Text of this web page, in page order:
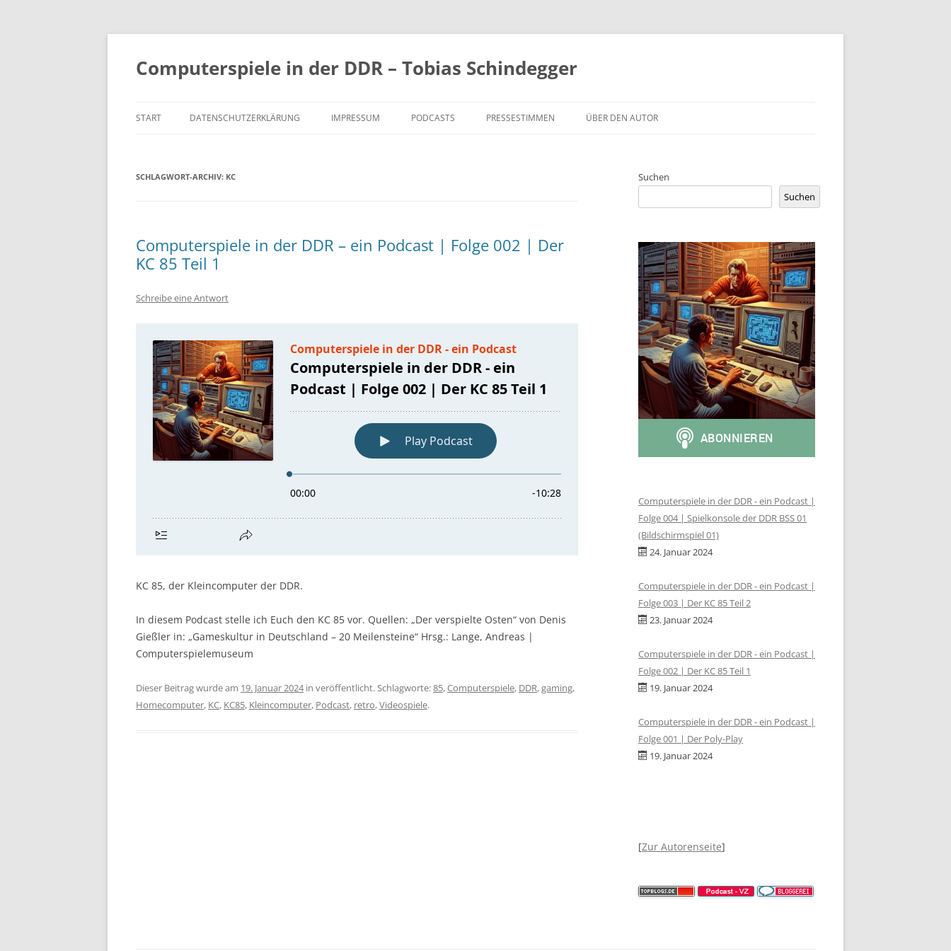
Zum
Computerspiele in der DDR – Tobias Schindegger
START DATENSCHUTZERKLÄRUNG IMPRESSUM PODCASTS PRESSESTIMMEN ÜBER DEN AUTOR
SCHLAGWORT-ARCHIV: KC
Computerspiele in der DDR – ein Podcast | Folge 002 | Der
KC 85 Teil 1
Schreibe eine Antwort
KC 85, der Kleincomputer der DDR.
In diesem Podcast stelle ich Euch den KC 85 vor. Quellen: „Der verspielte Osten“ von Denis
Gießler in: „Gameskultur in Deutschland – 20 Meilensteine“ Hrsg.: Lange, Andreas |
Computerspielemuseum
Dieser Beitrag wurde am 19. Januar 2024in veröffentlicht. Schlagworte:85,Computerspiele, DDR,gaming,
Homecomputer, KC, KC85, Kleincomputer, Podcast, retro,Videospiele.
Suchen
Suchen
Computerspiele in der DDR - ein Podcast |
Folge 004 | Spielkonsole der DDR BSS 01
(Bildschirmspiel 01)
24. Januar 2024
Computerspiele in der DDR - ein Podcast |
Folge 003 | Der KC 85 Teil 2
23. Januar 2024
Computerspiele in der DDR - ein Podcast |
Folge 002 | Der KC 85 Teil 1
19. Januar 2024
Computerspiele in der DDR - ein Podcast |
Folge 001 | Der Poly-Play
19. Januar 2024
[Zur Autorenseite]